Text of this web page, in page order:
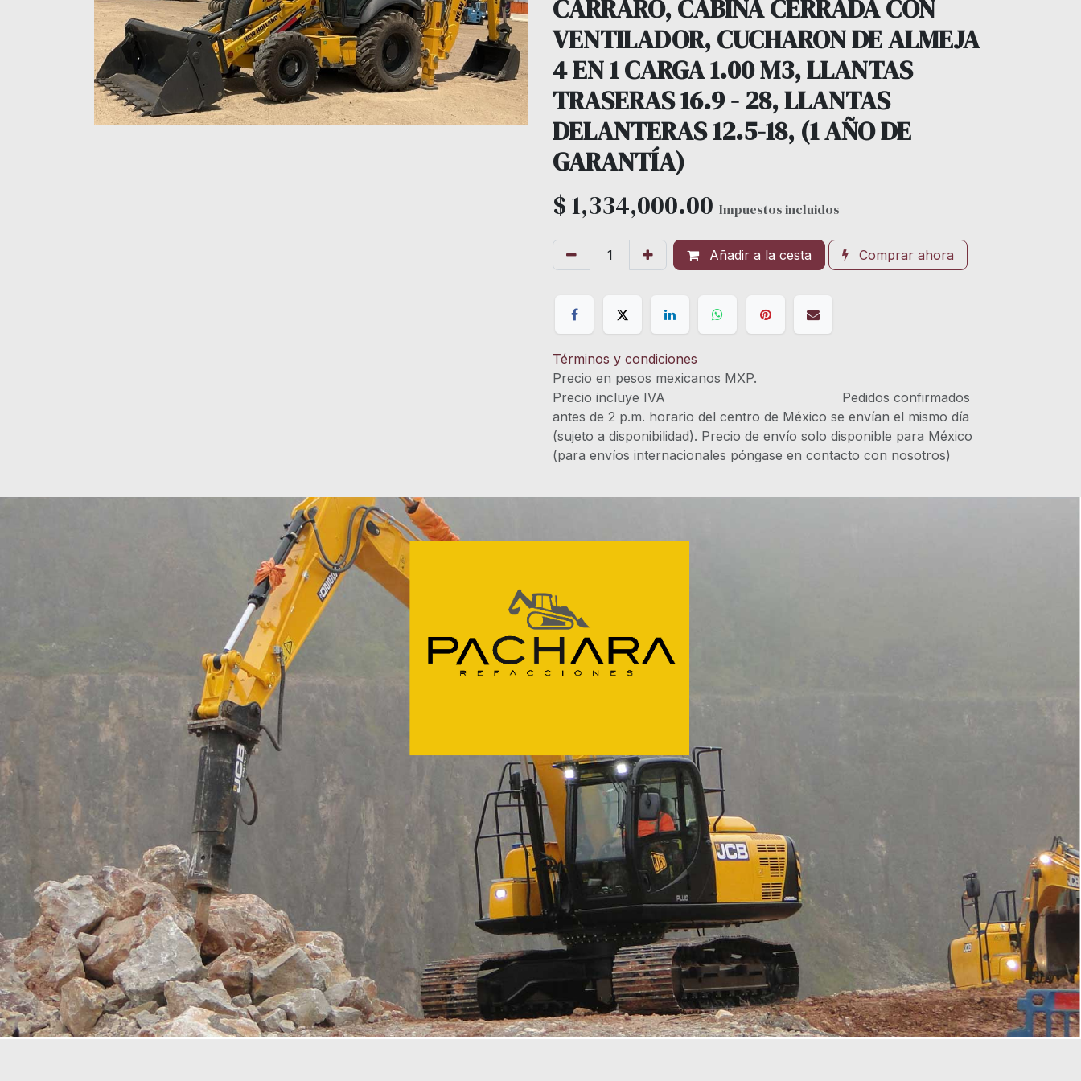
CARRARO, CABINA CERRADA CON
VENTILADOR, CUCHARON DE ALMEJA
4 EN 1 CARGA 1.00 M3, LLANTAS
TRASERAS 16.9 - 28, LLANTAS
DELANTERAS 12.5-18, (1 AÑO DE
GARANTÍA)
$1,334,000.00 Impuestos incluidos
Añadir a la cesta Comprar ahora
Términos y condiciones
Precio en pesos mexicanos MXP.
Precio incluye IVA Pedidos confirmados
antes de 2 p.m. horario del centro de México se envían el mismo día
(sujeto a disponibilidad). Precio de envío solo disponible para México
(para envíos internacionales póngase en contacto con nosotros)